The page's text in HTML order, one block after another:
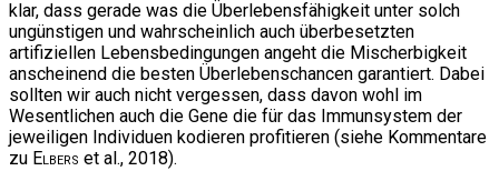
klar, dass gerade was die Überlebensfähigkeit unter solch
ungünstigen und wahrscheinlich auch überbesetzten
artifiziellen Lebensbedingungen angeht die Mischerbigkeit
anscheinend die besten Überlebenschancen garantiert. Dabei
sollten wir auch nicht vergessen, dass davon wohl im
Wesentlichen auch die Gene die für das Immunsystem der
jeweiligen Individuen kodieren profitieren (siehe Kommentare
zu Elbers et al., 2018).